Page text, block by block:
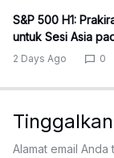
S&P 500 H1:
untuk Sesi Asia
2 Days Ago 0
Alamat email